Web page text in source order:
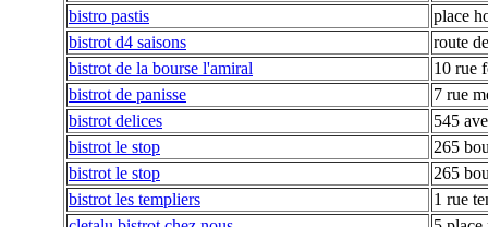
bistro pastis
place
bistrot d4 saisons
route
bistrot de la bourse l'amiral
10 rue
bistrot de panisse
7 rue
bistrot delices
545
bistrot le stop
265
bistrot le stop
265
bistrot les templiers
1 rue